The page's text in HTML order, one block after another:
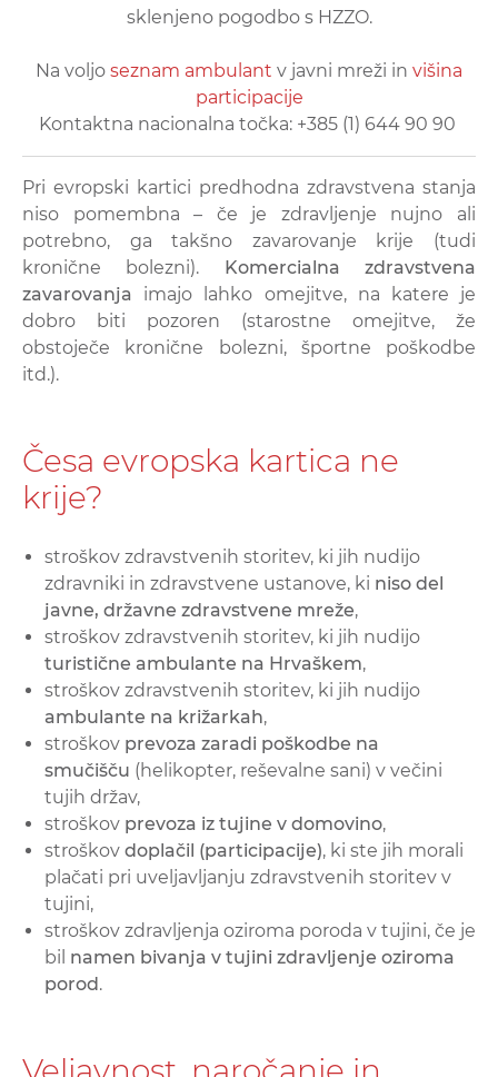
sklenjeno pogodbo s HZZO.
Na voljo seznam ambulant v javni mreži in višina
participacije
Kontaktna nacionalna točka: +385 (1) 644 90 90
Pri evropski kartici predhodna zdravstvena stanja
niso pomembna – če je zdravljenje nujno ali
potrebno, ga takšno zavarovanje krije (tudi
kronične bolezni). Komercialna zdravstvena
zavarovanja imajo lahko omejitve, na katere je
dobro biti pozoren (starostne omejitve, že
obstoječe kronične bolezni, športne poškodbe
itd.).
Česa evropska kartica ne
krije?
stroškov zdravstvenih storitev, ki jih nudijo
zdravniki in zdravstvene ustanove, ki niso del
javne, državne zdravstvene mreže,
stroškov zdravstvenih storitev, ki jih nudijo
turistične ambulante na Hrvaškem,
stroškov zdravstvenih storitev, ki jih nudijo
ambulante na križarkah,
stroškov prevoza zaradi poškodbe na
smučišču (helikopter, reševalne sani) v večini
tujih držav,
stroškov prevoza iz tujine v domovino,
stroškov doplačil (participacije), ki ste jih morali
plačati pri uveljavljanju zdravstvenih storitev v
tujini,
stroškov zdravljenja oziroma poroda v tujini, če je
bil namen bivanja v tujini zdravljenje oziroma
porod.